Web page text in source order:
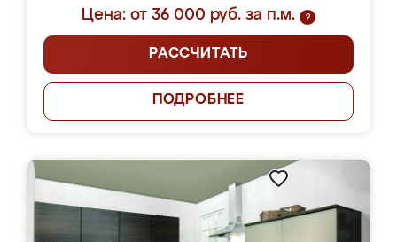
Цена: от 36 000 руб. за п.м.
?
РАССЧИТАТЬ
ПОДРОБНЕЕ